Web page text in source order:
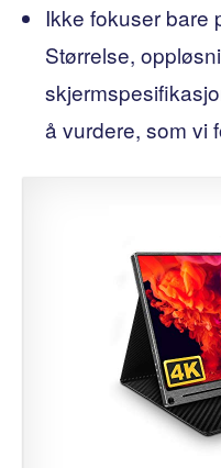
Ikke fokuser bare
Størrelse,
å vurdere, som vi